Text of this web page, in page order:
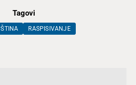
Tagovi
RASPISIVANJE